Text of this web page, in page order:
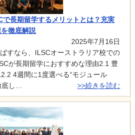
で長期留学するメリットとは？充実
徹底解説
2025年7月16日
すなら、ILSCオーストラリア校での
が長期留学におすすめな理由2.1 豊
4週間に1度選べる“モジュール
し…
>>続きを読む